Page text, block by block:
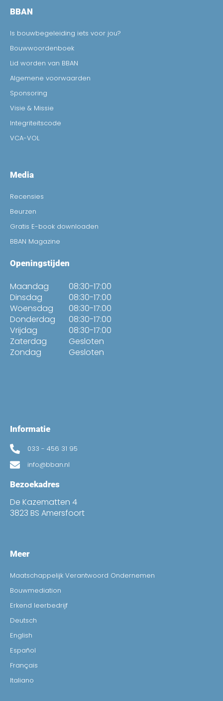
BBAN
Is bouwbegeleiding iets voor jou?
Bouwwoordenboek
Lid worden van BBAN
Algemene voorwaarden
Sponsoring
Visie & Missie
Integriteitscode
VCA-VOL
Media
Recensies
Beurzen
Gratis E-book downloaden
BBAN Magazine
Openingstijden
Maandag
Dinsdag
Woensdag
Donderdag
Vrijdag
Zaterdag
Zondag
08:30-17:00
08:30-17:00
08:30-17:00
08:30-17:00
08:30-17:00
Gesloten
Gesloten
Informatie
033 - 456 31 95
info@bban.nl
Bezoekadres
De Kazematten 4
3823 BS Amersfoort
Meer
Maatschappelijk Verantwoord Ondernemen
Bouwmediation
Erkend leerbedrijf
Deutsch
English
Español
Français
Italiano